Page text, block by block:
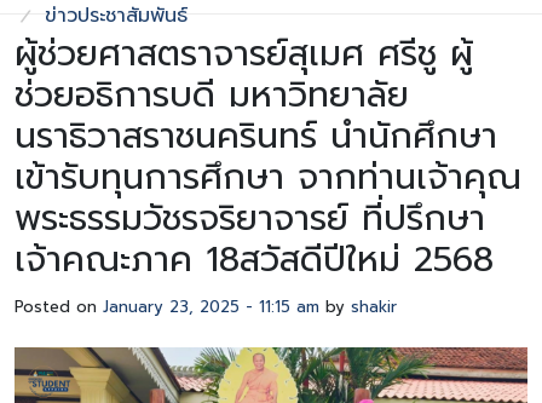
ข่าวประชาสัมพันธ์
ผู้ช่วยศาสตราจารย์สุเมศ ศรีชู ผู้
ช่วยอธิการบดี มหาวิทยาลัย
นราธิวาสราชนครินทร์ นำนักศึกษา
เข้ารับทุนการศึกษา จากท่านเจ้าคุณ
พระธรรมวัชรจริยาจารย์ ที่ปรึกษา
เจ้าคณะภาค 18สวัสดีปีใหม่ 2568
Posted on January 23, 2025 - 11:15 am by shakir